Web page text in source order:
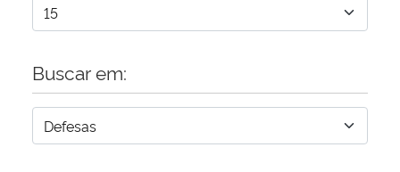
Buscar em: